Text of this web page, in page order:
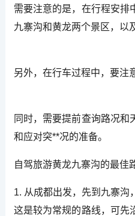
需要注意的是，在行程安排
九寨沟和黄龙两个景区，以
另外，在行车过程中，要注
同时，需要提前查询路况和
和应对突**况的准备。
自驾旅游黄龙九寨沟的最佳
1. 从成都出发，先到九寨沟
这是较为常规的路线，可